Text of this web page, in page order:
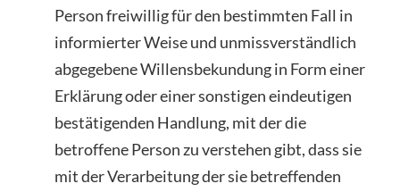
Person freiwillig für den bestimmten Fall in
informierter Weise und unmissverständlich
abgegebene Willensbekundung in Form einer
Erklärung oder einer sonstigen eindeutigen
bestätigenden Handlung, mit der die
betroffene Person zu verstehen gibt, dass sie
mit der Verarbeitung der sie betreffenden